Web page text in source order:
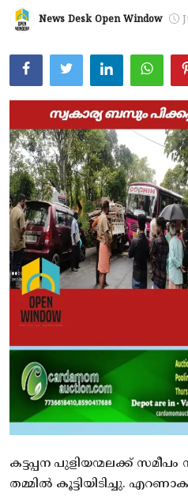
TOURISM
വിനോദം
ആരോഗ്യം
സാങ്കേതിക വിദ്യ
Gallery
News Desk Open Window
കട്ടപ്പന പുളിയന്മലക്ക്
തമ്മിൽ കൂട്ടിയിടിച്ചു.